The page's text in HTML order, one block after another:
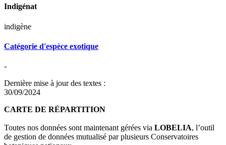
Indigénat
indigène
Catégorie d'espèce exotique
-
Dernière mise à jour des textes :
30/09/2024
CARTE DE RÉPARTITION
Toutes nos données sont maintenant gérées via LOBELIA, l’outil
de gestion de données mutualisé par plusieurs Conservatoires